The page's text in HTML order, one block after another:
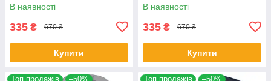
В наявності
335 ₴ 670 ₴
Купити
В наявності
335 ₴ 670 ₴
Купити
Топ продажів –50% Топ продажів –50%